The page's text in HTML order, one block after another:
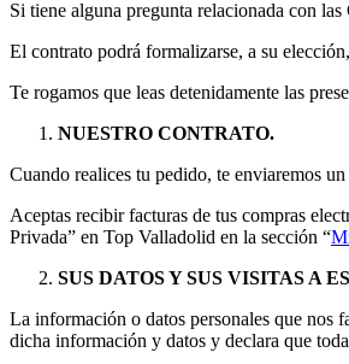
Si tiene alguna pregunta relacionada con
El contrato podrá formalizarse, a su
Te rogamos que leas detenidamente las
NUESTRO CONTRATO.
Cuando realices tu pedido, te enviaremos
Aceptas recibir facturas de tus compras
Privada” en Top Valladolid en la sección “
SUS DATOS Y SUS VISITAS A
La información o datos personales que nos
dicha información y datos y declara que